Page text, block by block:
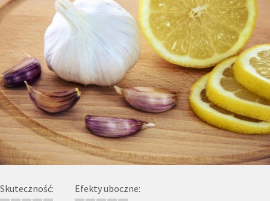
Skuteczność: Efekty uboczne: